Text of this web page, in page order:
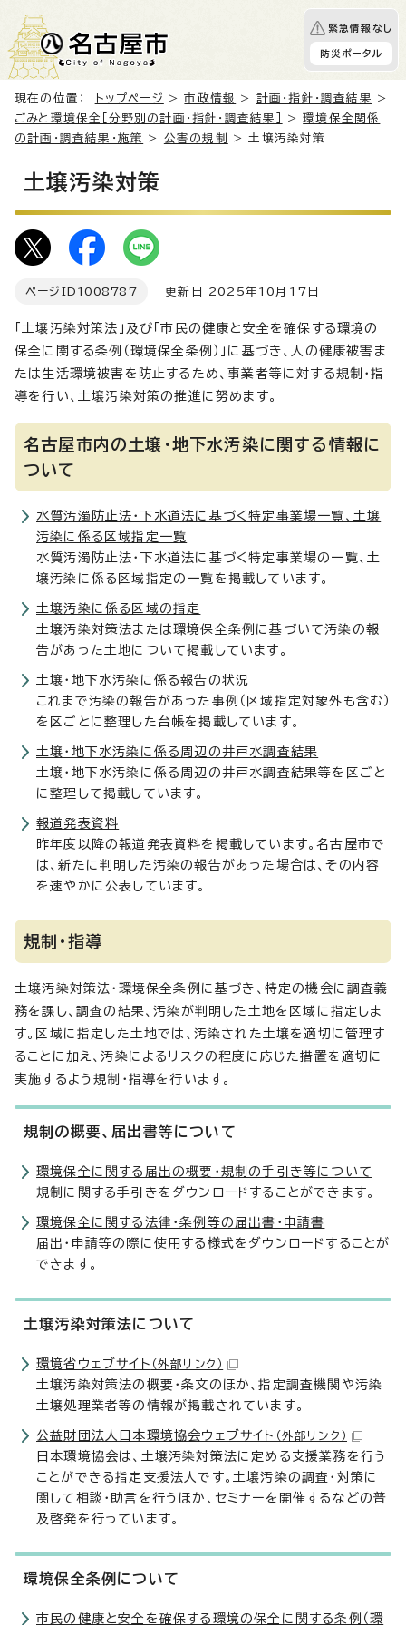
緊急情報なし
防災ポータル
現在の位置： トップページ >市政情報 > 計画・指針・調査結果
>
ごみと環境保全［分野別の計画・指針・調査結果］
>環境保全関係
の計画・調査結果・施策
> 公害の規制 > 土壌汚染対策
土壌汚染対策
ページID 1008787 更新日 2025年10月17日
「土壌汚染対策法」及び「市民の健康と安全を確保する環境の
保全に関する条例（環境保全条例）」に基づき、人の健康被害ま
たは生活環境被害を防止するため、事業者等に対する規制・指
導を行い、土壌汚染対策の推進に努めます。
名古屋市内の土壌・地下水汚染に関する情報に
ついて
水質汚濁防止法・下水道法に基づく特定事業場一覧、土壌
汚染に係る区域指定一覧
水質汚濁防止法・下水道法に基づく特定事業場の一覧、土
壌汚染に係る区域指定の一覧を掲載しています。
土壌汚染に係る区域の指定
土壌汚染対策法または環境保全条例に基づいて汚染の報
告があった土地について掲載しています。
土壌・地下水汚染に係る報告の状況
これまで汚染の報告があった事例（区域指定対象外も含む）
を区ごとに整理した台帳を掲載しています。
土壌・地下水汚染に係る周辺の井戸水調査結果
土壌・地下水汚染に係る周辺の井戸水調査結果等を区ごと
に整理して掲載しています。
報道発表資料
昨年度以降の報道発表資料を掲載しています。名古屋市で
は、新たに判明した汚染の報告があった場合は、その内容
を速やかに公表しています。
規制・指導
土壌汚染対策法・環境保全条例に基づき、特定の機会に調査義
務を課し、調査の結果、汚染が判明した土地を区域に指定しま
す。区域に指定した土地では、汚染された土壌を適切に管理す
ることに加え、汚染によるリスクの程度に応じた措置を適切に
実施するよう規制・指導を行います。
規制の概要、届出書等について
環境保全に関する届出の概要・規制の手引き等について
規制に関する手引きをダウンロードすることができます。
環境保全に関する法律・条例等の届出書・申請書
届出・申請等の際に使用する様式をダウンロードすることが
できます。
土壌汚染対策法について
環境省ウェブサイト （外部リンク）
土壌汚染対策法の概要・条文のほか、指定調査機関や汚染
土壌処理業者等の情報が掲載されています。
公益財団法人日本環境協会ウェブサイト （外部リンク）
日本環境協会は、土壌汚染対策法に定める支援業務を行う
ことができる指定支援法人です。土壌汚染の調査・対策に
関して相談・助言を行うほか、セミナーを開催するなどの普
及啓発を行っています。
環境保全条例について
市民の健康と安全を確保する環境の保全に関する条例（環